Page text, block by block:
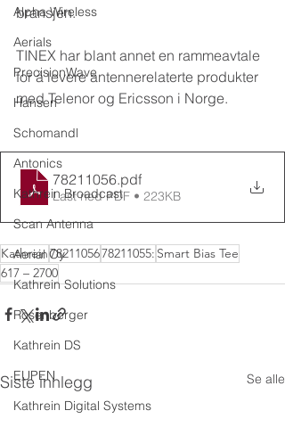
Alpha Wireless
Aerials
PrecisionWave
Hansen
Schomandl
Antonics
Kathrein Broadcast
Scan Antenna
Aerial Oy
Kathrein Solutions
Rosenberger
Kathrein DS
EUPEN
Kathrein Digital Systems
bransjen.
TINEX har blant annet en rammeavtale
for å levere antennerelaterte produkter
med Telenor og Ericsson i Norge.
78211056.pdf
Last ned PDF • 223KB
Kathrein7821105678211055: Smart Bias Tee
617 – 2700
Siste innlegg Se alle